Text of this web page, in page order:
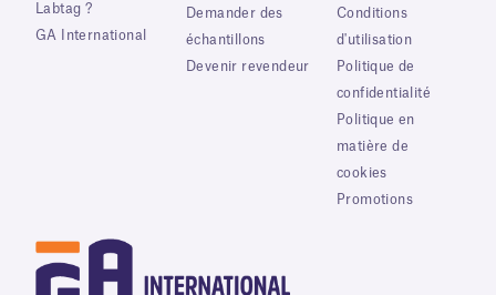
Labtag ?
GA International
Demander des
échantillons
Devenir revendeur
Conditions
d'utilisation
Politique de
confidentialité
Politique en
matière de
cookies
Promotions